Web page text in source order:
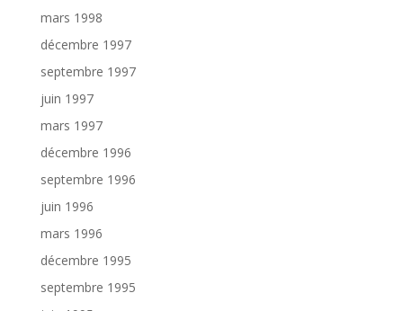
mars 1998
décembre 1997
septembre 1997
juin 1997
mars 1997
décembre 1996
septembre 1996
juin 1996
mars 1996
décembre 1995
septembre 1995